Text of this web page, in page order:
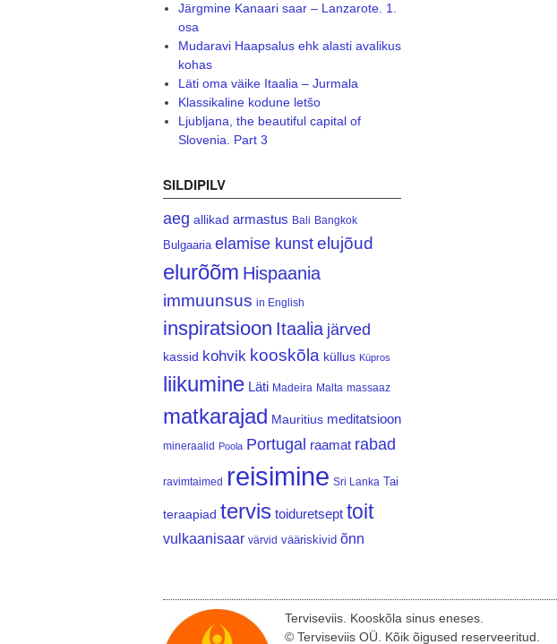
Järgmine Kanaari saar – Lanzarote. 1.
osa
Mudaravi Haapsalus ehk alasti avalikus
kohas
Läti oma väike Itaalia – Jurmala
Klassikaline kodune letšo
Ljubljana, the beautiful capital of
Slovenia. Part 3
SILDIPILV
aeg allikad armastus Bali Bangkok
Bulgaaria elamise kunst elujõud
elurõõm Hispaania
immuunsus in English
inspiratsioon Itaalia järved
kassid kohvik kooskõla küllus Küpros
liikumine Läti Madeira Malta massaaz
matkarajad Mauritius meditatsioon
mineraalid Poola Portugal raamat rabad
ravimtaimed reisimine Sri Lanka Tai
teraapiad tervis toiduretsept toit
vulkaanisaar värvid vääriskivid õnn
Terviseviis. Kooskõla sinus eneses.
© Terviseviis OÜ. Kõik õigused reserveeritud.